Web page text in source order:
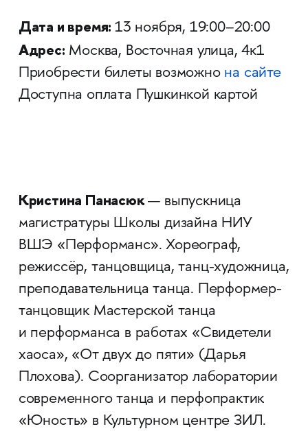
Дата и время:13 ноября, 19:00–20:00
Адрес: Москва, Восточная улица, 4к1
Приобрести билеты возможно на сайте
Доступна оплата Пушкинкой картой
Кристина Панасюк— выпускница
магистратуры Школы дизайна НИУ
ВШЭ «Перформанс». Хореограф,
режиссёр, танцовщица, танц-художница,
преподавательница танца. Перформер-
танцовщик Мастерской танца
и перформанса в работах «Свидетели
хаоса», «От двух до пяти» (Дарья
Плохова). Соорганизатор лаборатории
современного танца и перфопрактик
«Юность» в Культурном центре ЗИЛ.